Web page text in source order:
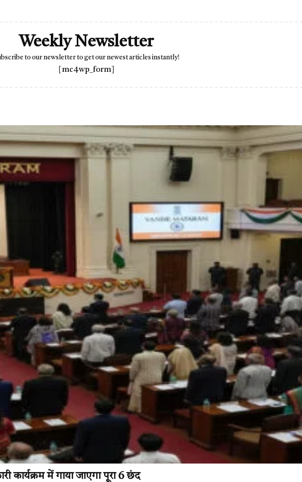
Weekly Newsletter
to our newsletter to get our newest articles instantly!
[mc4wp_form]
कार्यक्रम में गाया जाएगा पूरा 6 छंद